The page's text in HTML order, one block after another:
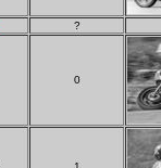
?
0